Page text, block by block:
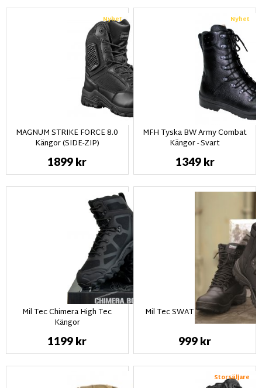
Nyhet
MAGNUM STRIKE FORCE 8.0
Kängor (SIDE-ZIP)
1899 kr
Nyhet
MFH Tyska BW Army Combat
Kängor - Svart
1349 kr
Mil Tec Chimera High Tec
Kängor
1199 kr
Mil Tec SWAT kängor - Svart
999 kr
Storsäljare